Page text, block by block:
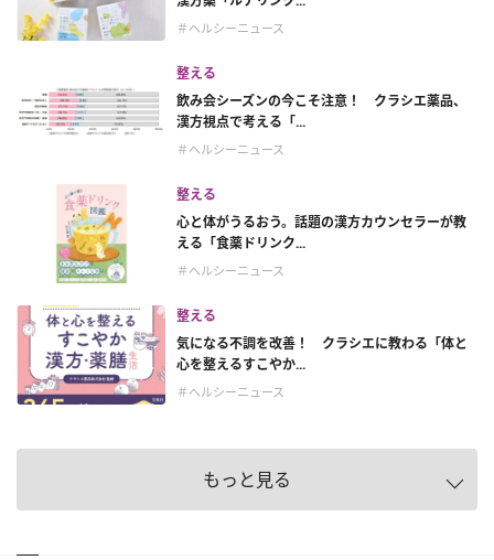
＃ヘルシーニュース
整える
飲み会シーズンの今こそ注意！ クラシエ薬品、
漢方視点で考える「...
＃ヘルシーニュース
整える
心と体がうるおう。話題の漢方カウンセラーが教
える「食薬ドリンク...
＃ヘルシーニュース
整える
気になる不調を改善！ クラシエに教わる「体と
心を整えるすこやか...
＃ヘルシーニュース
もっと見る